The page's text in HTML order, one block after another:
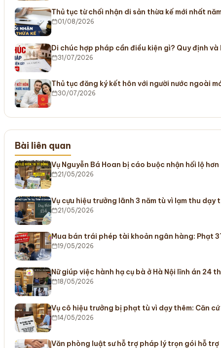
Thủ tục từ chối nhận di sản thừa kế mới nhất
01/08/2026
Di chúc hợp pháp cần điều kiện gì? Quy định và
31/07/2026
Thủ tục đăng ký kết hôn với người nước ngoài
30/07/2026
Bài liên quan
Vụ Nguyễn Bá Hoan bị cáo buộc nhận hối lộ
21/05/2026
Vụ cựu hiệu trưởng lãnh 3 năm tù vì lạm thu dạy
21/05/2026
Mua bán trái phép tài khoản ngân hàng: Phạt
19/05/2026
Nữ giúp việc hành hạ cụ bà ở Hà Nội lĩnh án 24
18/05/2026
Vụ cô hiệu trưởng bị phạt tù vì dạy thêm: Căn
14/05/2026
Văn phòng luật sư hỗ trợ pháp lý trọn gói hỗ